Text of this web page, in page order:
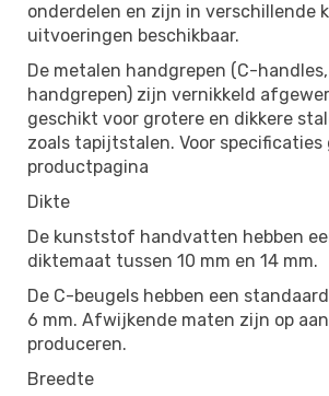
onderdelen en zijn in verschillende
uitvoeringen beschikbaar.
De metalen handgrepen (C-
handgrepen) zijn vernikkeld
geschikt voor grotere en dikkere
zoals tapijtstalen. Voor specificaties
productpagina
Dikte
De kunststof handvatten hebben
diktemaat tussen 10 mm en 14 mm.
De C-beugels hebben een
6 mm. Afwijkende maten zijn op
produceren.
Breedte